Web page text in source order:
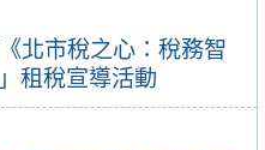
北市稅之心：稅務智
租稅宣導活動